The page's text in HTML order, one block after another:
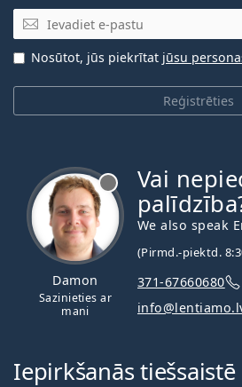
E-pasta adrese
Reģistrēties
Nosūtot, jūs piekrītat jūsu
Damon
Sazinieties ar
mani
Vai
We also speak
(Pirmd.-piektd.
371-67660680
Iepirkšanās tiešsaistē